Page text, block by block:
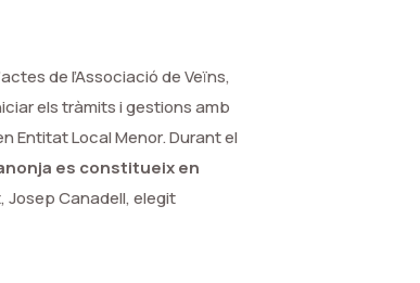
de l’Associació de Veïns,
els tràmits i gestions amb
Entitat Local Menor. Durant el
es constitueix en
Josep Canadell, elegit